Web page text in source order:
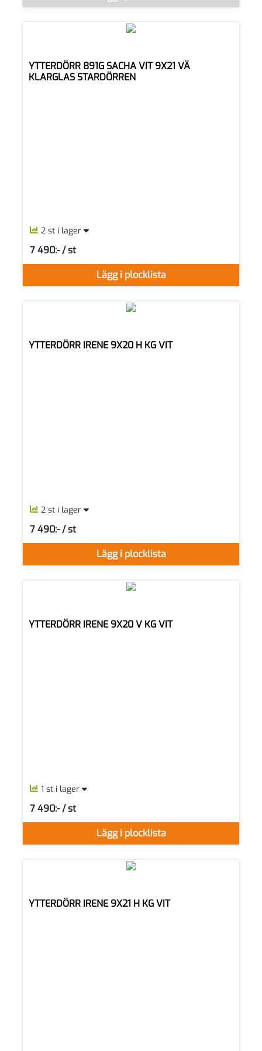
YTTERDÖRR 891G SACHA VIT 9X21 VÄ
KLARGLAS STARDÖRREN
2 st i lager
Lägg i plocklista
7 490:- / st
SEK per ST
YTTERDÖRR IRENE 9X20 H KG VIT
2 st i lager
Lägg i plocklista
7 490:- / st
SEK per ST
YTTERDÖRR IRENE 9X20 V KG VIT
1 st i lager
Lägg i plocklista
7 490:- / st
SEK per ST
YTTERDÖRR IRENE 9X21 H KG VIT